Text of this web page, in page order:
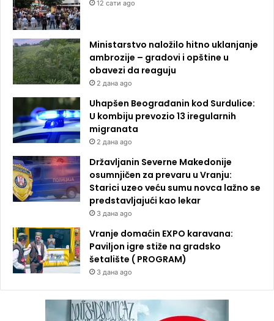
12 сати ago
Ministarstvo naložilo hitno uklanjanje
ambrozije – gradovi i opštine u
obavezi da reaguju
2 дана ago
Uhapšen Beograđanin kod Surdulice:
U kombiju prevozio 13 iregularnih
migranata
2 дана ago
Državljanin Severne Makedonije
osumnjičen za prevaru u Vranju:
Starici uzeo veću sumu novca lažno se
predstavljajući kao lekar
3 дана ago
Vranje domaćin EXPO karavana:
Paviljon igre stiže na gradsko
šetalište ( PROGRAM)
3 дана ago